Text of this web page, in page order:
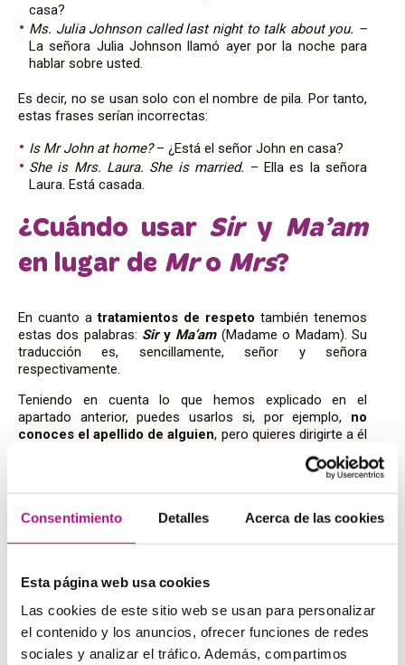
Consentimiento Detalles Acerca de las cookies
Esta página web usa cookies
Las cookies de este sitio web se usan para personalizar
el contenido y los anuncios, ofrecer funciones de redes
sociales y analizar el tráfico. Además, compartimos
casa?
Ms. Julia Johnson called last night to talk about you. –
La señora Julia Johnson llamó ayer por la noche para
hablar sobre usted.
Es decir, no se usan solo con el nombre de pila. Por tanto,
estas frases serían incorrectas:
Is Mr John at home? – ¿Está el señor John en casa?
She is Mrs. Laura. She is married. – Ella es la señora
Laura. Está casada.
¿Cuándo usar Siry Ma’am
en lugar de Mro Mrs?
En cuanto atratamientos de respeto también tenemos
estas dos palabras: Siry Ma’am (Madame o Madam).Su
traducción es, sencillamente, señor y señora
respectivamente.
Teniendo en cuenta lo que hemos explicado en el
apartado anterior, puedes usarlos si, por ejemplo, no
conoces el apellido de alguien, pero quieres dirigirte a él
de su uso en oraciones:
Nice to meet you, Ma’am.– Encantado de conocerla,
estoy seguro de quién es el señor que la acompaña.